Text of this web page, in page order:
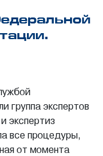
группа экспертов
экспертиз
все процедуры,
от момента